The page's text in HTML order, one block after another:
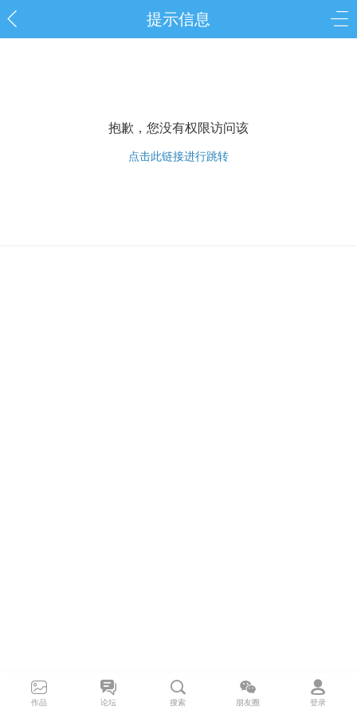
提示信息
抱歉，您没有权限访问该
点击此链接进行跳转
作品 论坛 搜索 朋友圈 登录